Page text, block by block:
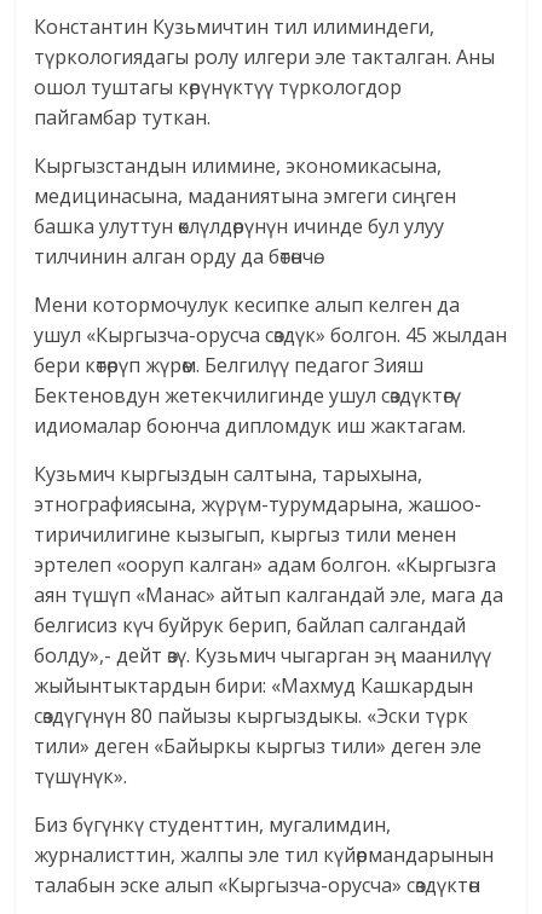
Константин Кузьмичтин тил илиминдеги,
түркологиядагы ролу илгери эле такталган. Аны
ошол туштагы көрүнүктүү түркологдор
пайгамбар туткан.
Кыргызстандын илимине, экономикасына,
медицинасына, маданиятына эмгеги сиңген
башка улуттун өклүлдөрүнүн ичинде бул улуу
тилчинин алган орду да бөтөнчө.
Мени котормочулук кесипке алып келген да
ушул «Кыргызча-орусча сөздүк» болгон. 45 жылдан
бери көтөрүп жүрөм. Белгилүү педагог Зияш
Бектеновдун жетекчилигинде ушул сөздүктөгү
идиомалар боюнча дипломдук иш жактагам.
Кузьмич кыргыздын салтына, тарыхына,
этнографиясына, жүрүм-турумдарына, жашоо-
тиричилигине кызыгып, кыргыз тили менен
эртелеп «ооруп калган» адам болгон. «Кыргызга
аян түшүп «Манас» айтып калгандай эле, мага да
белгисиз күч буйрук берип, байлап салгандай
болду»,- дейт өзү. Кузьмич чыгарган эң маанилүү
жыйынтыктардын бири: «Махмуд Кашкардын
сөздүгүнүн 80 пайызы кыргыздыкы. «Эски түрк
тили» деген «Байыркы кыргыз тили» деген эле
түшүнүк».
Биз бүгүнкү студенттин, мугалимдин,
журналисттин, жалпы эле тил күйөрмандарынын
талабын эске алып «Кыргызча-орусча» сөздүктөн